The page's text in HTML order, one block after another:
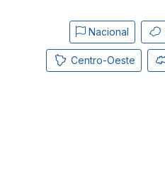
Nacional
Centro-Oeste